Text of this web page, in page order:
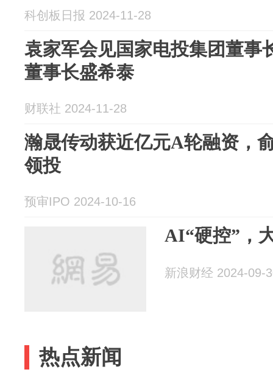
科创板日报 2024-11-28
袁家军会见国家电投集团董事
董事长盛希泰
财联社 2024-11-28
瀚晟传动获近亿元A轮融资，
领投
预审IPO 2024-10-16
AI“硬控”，
新浪财经 2024-09-
热点新闻